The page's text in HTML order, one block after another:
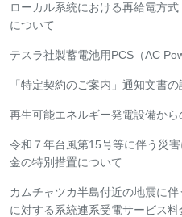
ローカル系統における再給電方
について
テスラ社製蓄電池用PCS（AC
「特定契約のご案内」通知文書
再生可能エネルギー発電設備か
令和７年台風第15号等に伴う災
金の特別措置について
カムチャツカ半島付近の地震に
に対する系統連系受電サービス